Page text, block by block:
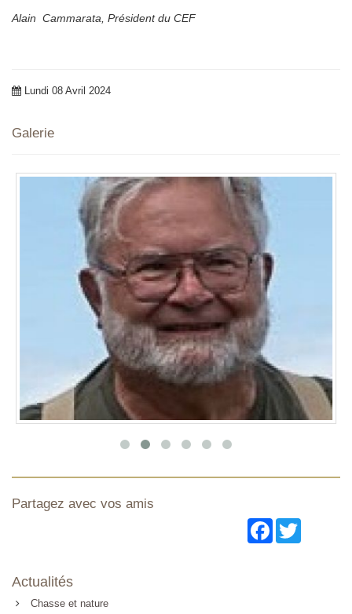
Alain Cammarata, Président du CEF
Lundi 08 Avril 2024
Galerie
Partagez avec vos amis
Facebook
Actualités
Chasse et nature